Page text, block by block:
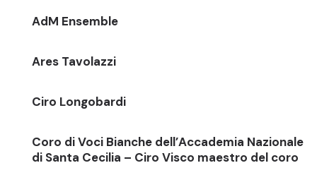
AdM Ensemble
Ares Tavolazzi
Ciro Longobardi
Coro di Voci Bianche dell’Accademia Nazionale
di Santa Cecilia – Ciro Visco maestro del coro